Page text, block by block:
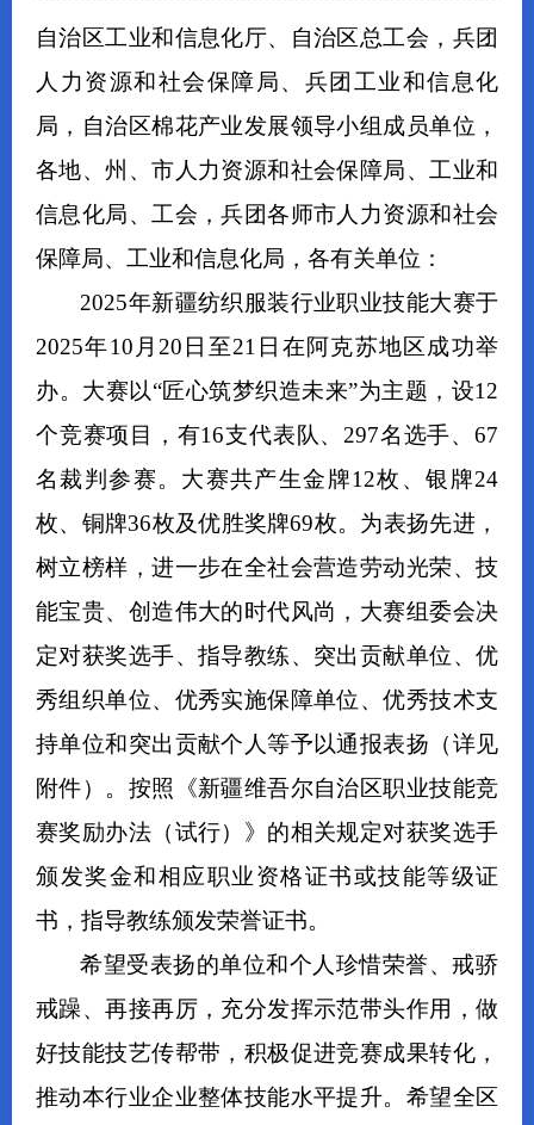
自治区工业和信息化厅、自治区总工会，兵团
人力资源和社会保障局、 兵团工业和信息化
局， 自治区棉花产业发展领导小组成员单位，
各地、州、市人力资源和社会保障局、工业和
信息化局、工会，兵团各师市人力资源和社会
保障局、工业和信息化局，各有关单位 ：
2025年新疆纺织服装行业职业技能大赛于
2025年10 月 20 日至21 日在阿克苏地区成功举
办。大赛以“匠心筑梦织造未来”为主题，设12
个竞赛项目，有16支代表队、 297名选手、67
名裁判参赛。大赛共产生金牌12枚、银牌24
枚、铜牌36枚及优胜奖牌69枚。为表扬先进，
树立榜样，进一步在全社会营造劳动光荣、技
能宝贵、创造伟大的时代风尚，大赛组委会决
定对获奖选手、指导教练、突出贡献单位、优
秀组织单位、优秀实施保障单位、优秀技术支
持单位和突出贡献个人等予以通报表扬（详见
附件）。按照《新疆维吾尔自治区职业技能竞
赛奖励办法（试行）》的相关规定对获奖选手
颁发奖金和相应职业资格证书或技能等级证
书，指导教练颁发荣誉证书。
希望受表扬的单位和个人珍惜荣誉、戒骄
戒躁、再接再厉，充分发挥示范带头作用，做
好技能技艺传帮带，积极促进竞赛成果转化，
推动本行业企业整体技能水平提升。希望全区